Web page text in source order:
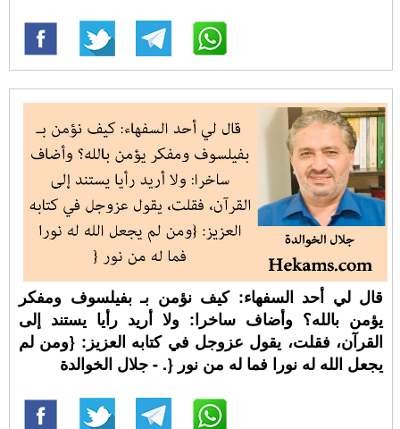
قال لي أحد السفهاء: كيف نؤمن بـ بفيلسوف ومفكر
يؤمن بالله؟ وأضاف ساخرا: ولا أريد رأيا يستند إلى
القرآن، فقلت، يقول عزوجل في كتابه العزيز: {ومن لم
يجعل الله له نورا فما له من نور {. - جلال الخوالدة